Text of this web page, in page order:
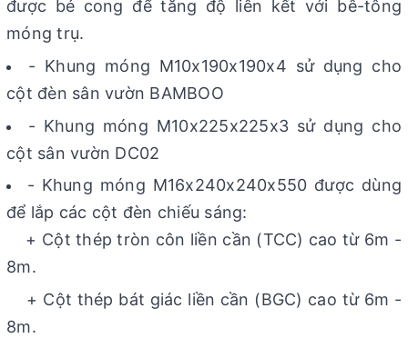
được bẻ cong để tăng độ liên kết với bê-tông
móng trụ.
- Khung móng M10x190x190x4 sử dụng cho
cột đèn sân vườn BAMBOO
- Khung móng M10x225x225x3 sử dụng cho
cột sân vườn DC02
- Khung móng M16x240x240x550 được dùng
để lắp các cột đèn chiếu sáng:
+ Cột thép tròn côn liền cần (TCC) cao từ 6m -
8m.
+ Cột thép bát giác liền cần (BGC) cao từ 6m -
8m.